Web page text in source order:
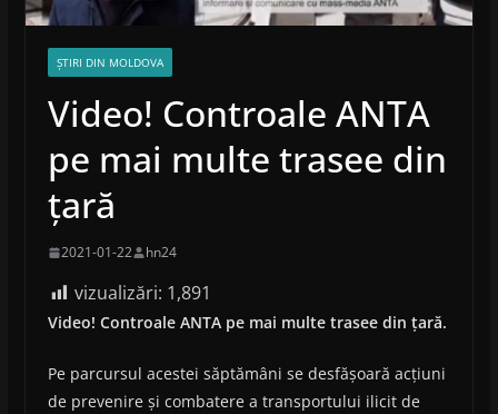
ȘTIRI DIN MOLDOVA
Video! Controale ANTA
pe mai multe trasee din
țară
2021-01-22 hn24
vizualizări: 1,891
Video! Controale ANTA pe mai multe trasee din țară.
Pe parcursul acestei săptămâni se desfășoară acțiuni
de prevenire și combatere a transportului ilicit de